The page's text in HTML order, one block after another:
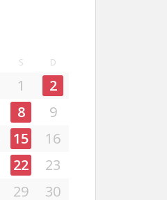
S D
1
2
8
9
15
16
22
23
29 30